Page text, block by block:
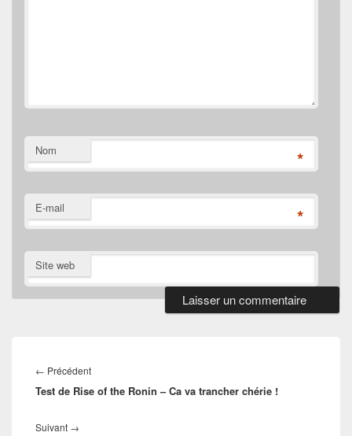
Nom *
E-mail *
Site web
de
l’article
← PrécédentArticle
précédent :
Test de Rise of the Ronin – Ca va trancher chérie !
Suivant →